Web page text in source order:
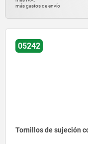
más gastos de envío
05242
Tornillos de sujeción